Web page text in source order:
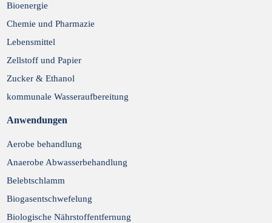
Bioenergie
Chemie und Pharmazie
Lebensmittel
Zellstoff und Papier
Zucker & Ethanol
kommunale Wasseraufbereitung
Anwendungen
Aerobe behandlung
Anaerobe Abwasserbehandlung
Belebtschlamm
Biogasentschwefelung
Biologische Nährstoffentfernung